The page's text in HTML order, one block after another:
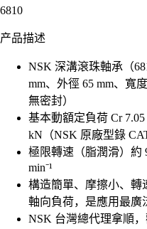
6810
产品描述
NSK 深溝滾珠軸承（
mm、外徑 65 mm、寬
無密封）
基本動額定負荷 Cr
kN（NSK 原廠型錄
極限轉速（脂潤滑）約
min⁻¹
構造簡單、摩擦小、轉
軸向負荷，是應用最廣
NSK 台灣總代理拿順